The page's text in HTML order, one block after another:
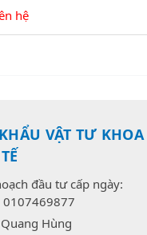
hệ
VẬT TƯ KHOA
đầu tư cấp ngày:
Hùng